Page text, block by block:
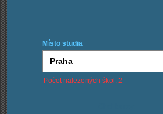
Místo studia
Počet nalezených škol: 2